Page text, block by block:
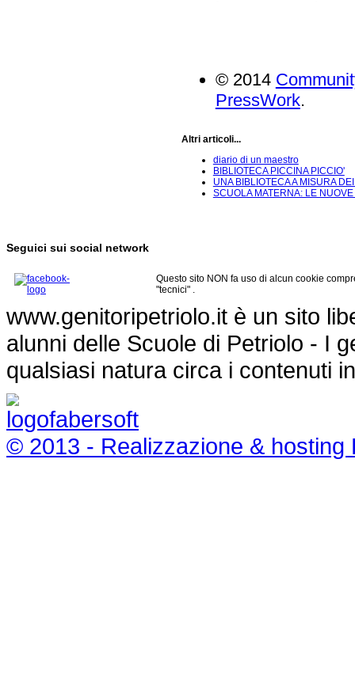
© 2014
PressWork.
Altri articoli...
diario di un maestro
BIBLIOTECA PICCINA PICCIO'
UNA BIBLIOTECA A MISURA
SCUOLA MATERNA: LE
Seguici sui social network
Questo sito NON fa uso di alcun cookie
"tecnici" .
www.genitoripetriolo.it è un sito
alunni delle Scuole di Petriolo - I
qualsiasi natura circa i contenuti
© 2013 - Realizzazione & hosting